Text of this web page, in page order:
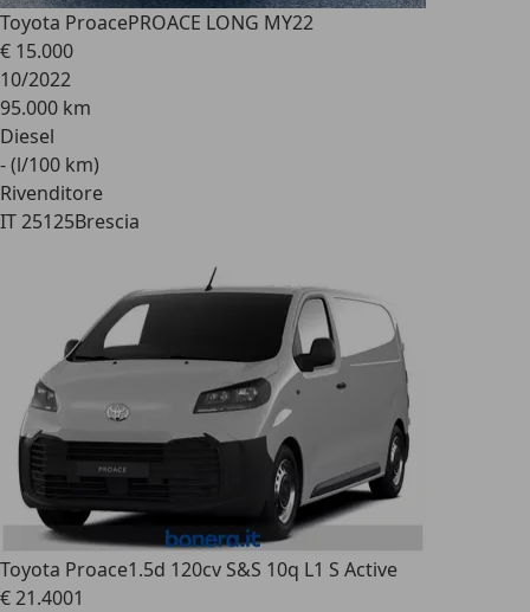
Toyota ProacePROACE LONG MY22
€ 15.000
10/2022
95.000 km
Diesel
- (l/100 km)
Rivenditore
IT 25125Brescia
Toyota Proace1.5d 120cv S&S 10q L1 S Active
€ 21.4001